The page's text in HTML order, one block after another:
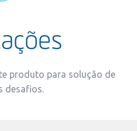
produto para solução de
desafios.